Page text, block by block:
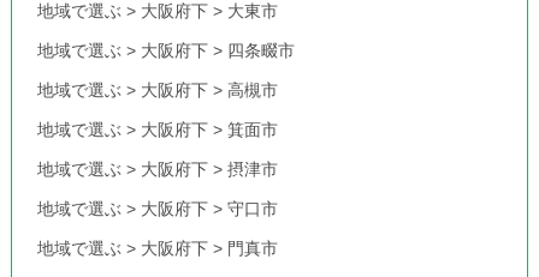
地域で選ぶ > 大阪府下 > 大東市
地域で選ぶ > 大阪府下 > 四条畷市
地域で選ぶ > 大阪府下 >高槻市
地域で選ぶ > 大阪府下 >箕面市
地域で選ぶ > 大阪府下 >摂津市
地域で選ぶ > 大阪府下 >守口市
地域で選ぶ > 大阪府下 > 門真市